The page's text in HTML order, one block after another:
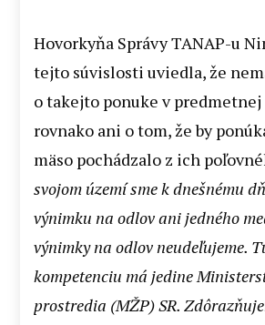
Hovorkyňa Správy TANAP-u
tejto súvislosti uviedla, že
o takejto ponuke v
rovnako ani o tom, že by
mäso pochádzalo z ich
svojom území sme k dnešnému
výnimku na odlov ani jedného
výnimky na odlov neudeľujeme.
kompetenciu má jedine
prostredia (MŽP) SR.